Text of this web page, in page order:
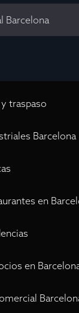
Barcelona
traspaso
Barcelona
en
en